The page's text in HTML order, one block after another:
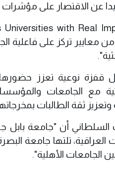
عن الاقتصار على مؤشرات
من معايير تركز على
قفزة نوعية تعزز حضورها
مع الجامعات
ثقة الطالبات
العراقية، تلتها جامعة
بين الجامعات الأهلية".